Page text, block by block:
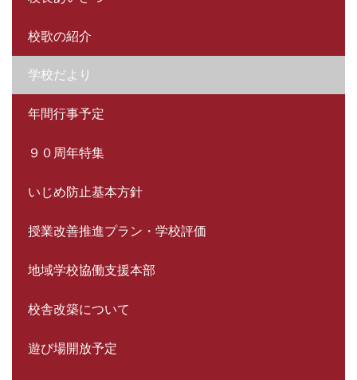
校歌の紹介
学校だより
年間行事予定
９０周年特集
いじめ防止基本方針
授業改善推進プラン・学校評価
地域学校協働支援本部
校舎改築について
遊び場開放予定